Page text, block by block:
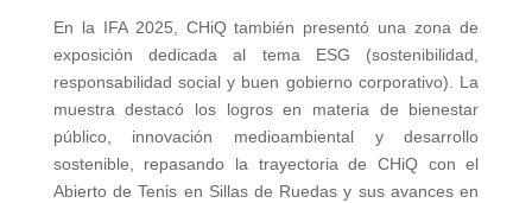
En la IFA 2025, CHiQ también presentó una zona de
exposición dedicada al tema ESG (sostenibilidad,
responsabilidad social y buen gobierno corporativo). La
muestra destacó los logros en materia de bienestar
público, innovación medioambiental y desarrollo
sostenible, repasando la trayectoria de CHiQ con el
Abierto de Tenis en Sillas de Ruedas y sus avances en